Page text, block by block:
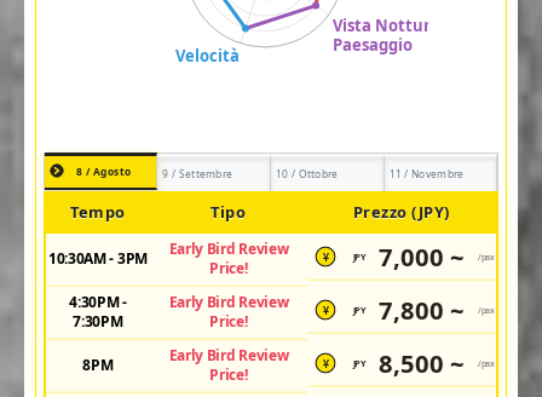
8 / Agosto 9 / Settembre 10 / Ottobre 11 / Novembre
Tempo Tipo Prezzo (JPY)
10:30AM - 3PM
Early Bird Review
Price!
¥ JPY 7,000 ~ /pax
4:30PM -
7:30PM
Early Bird Review
Price!
¥ JPY 7,800 ~ /pax
8PM
Early Bird Review
Price!
¥ JPY 8,500 ~ /pax